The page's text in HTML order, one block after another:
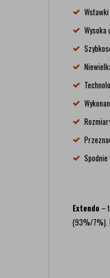
Wysoka
Extendo –
(93%/7%).